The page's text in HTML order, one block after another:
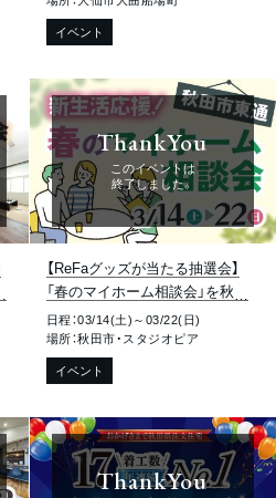
す！
イベント
ThankYou
このイベントは
終了しました。
【ReFaグッズが当たる抽選会】
「春のマイホーム相談会」を秋田
市東通で開催します！
日程：03/14(土)～03/22(日)
場所：秋田市・スタジオピア
イベント
ThankYou